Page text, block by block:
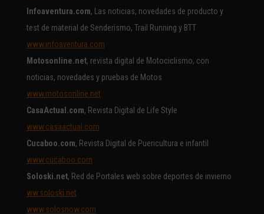
Infoaventura.com, Las noticias, novedades de producto y
test de material de Senderismo, Trail Running y BTT
www.infoaventura.com
Motosonline.net, revista digital de Motociclismo, con
noticias, novedades y pruebas de Motos
www.motosonline.net
CasaActual.com, Revista Digital de Life Style
www.casaactual.com
Cucaboo.com, Revista Digital de Puericultura e infantil
www.cucaboo.com
Soloski.net, Red de Portales web sobre deportes de invierno
ww.soloski.net
www.solosnow.com